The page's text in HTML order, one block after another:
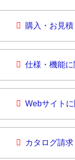
購入・お見
仕様・機能
Webサイト
カタログ請求